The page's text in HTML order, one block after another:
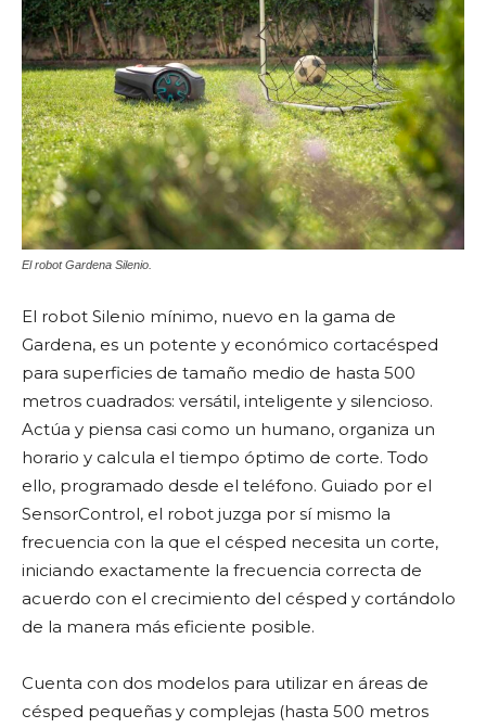
El robot Gardena Silenio.
El robot Silenio mínimo, nuevo en la gama de
Gardena, es un potente y económico cortacésped
para superficies de tamaño medio de hasta 500
metros cuadrados: versátil, inteligente y silencioso.
Actúa y piensa casi como un humano, organiza un
horario y calcula el tiempo óptimo de corte. Todo
ello, programado desde el teléfono. Guiado por el
SensorControl, el robot juzga por sí mismo la
frecuencia con la que el césped necesita un corte,
iniciando exactamente la frecuencia correcta de
acuerdo con el crecimiento del césped y cortándolo
de la manera más eficiente posible.
Cuenta con dos modelos para utilizar en áreas de
césped pequeñas y complejas (hasta 500 metros